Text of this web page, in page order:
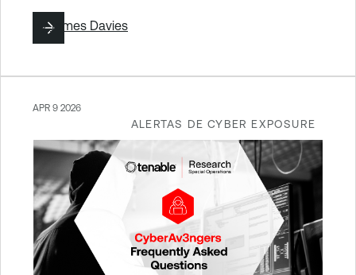
ByJames Davies
ALERTAS DE CYBER EXPOSURE
APR 9 2026